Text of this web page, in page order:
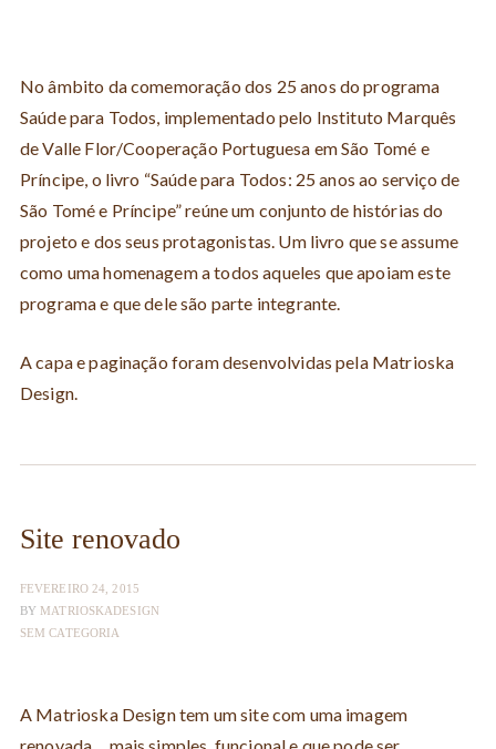
No âmbito da comemoração dos 25 anos do programa
Saúde para Todos, implementado pelo Instituto Marquês
de Valle Flor/Cooperação Portuguesa em São Tomé e
Príncipe, o livro “Saúde para Todos: 25 anos ao serviço de
São Tomé e Príncipe” reúne um conjunto de histórias do
projeto e dos seus protagonistas. Um livro que se assume
como uma homenagem a todos aqueles que apoiam este
programa e que dele são parte integrante.
A capa e paginação foram desenvolvidas pela Matrioska
Design.
Site renovado
FEVEREIRO 24, 2015
BY MATRIOSKADESIGN
SEM CATEGORIA
A Matrioska Design tem um site com uma imagem